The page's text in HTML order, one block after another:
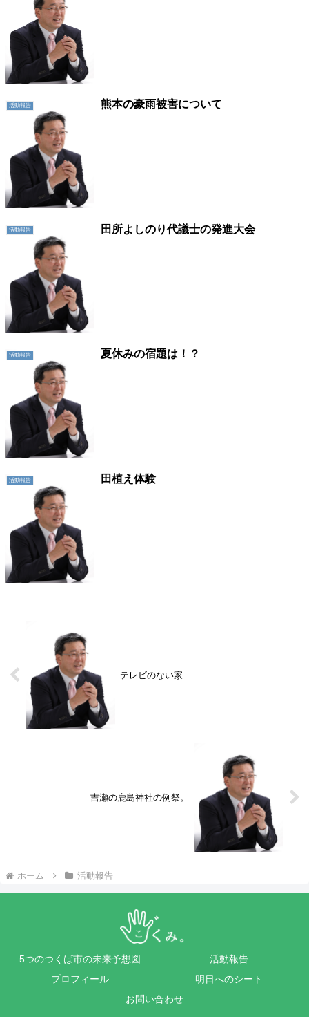
活動報告 熊本の豪雨被害について
活動報告 田所よしのり代議士の発進大会
活動報告 夏休みの宿題は！？
活動報告 田植え体験
テレビのない家
吉瀬の鹿島神社の例祭。
ホーム 活動報告
5つのつくば市の未来予想図
活動報告
プロフィール
明日へのシート
お問い合わせ